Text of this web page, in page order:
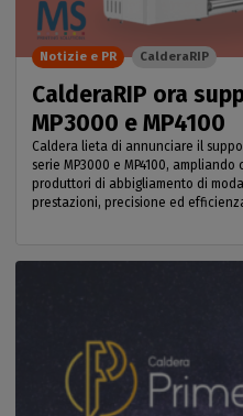
CalderaRIP ora
MP3000 e MP4100
Caldera lieta di annunciare il
serie MP3000 e MP4100,
produttori di abbigliamento di
prestazioni, precisione ed
Notizie e PR CalderaRIP